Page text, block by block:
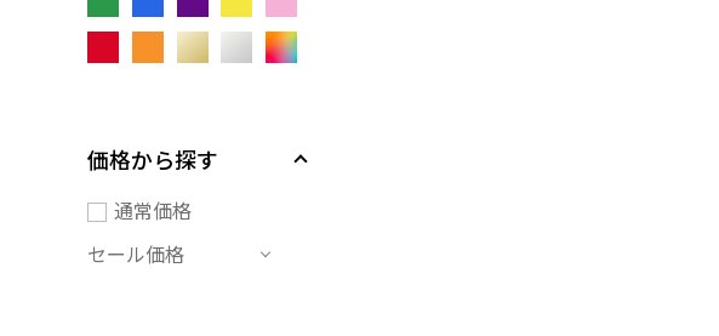
価格から探す
通常価格
セール価格